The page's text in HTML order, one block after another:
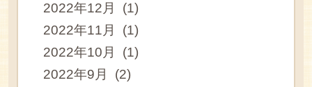
2022年12月 (1)
2022年11月 (1)
2022年10月 (1)
2022年9月 (2)